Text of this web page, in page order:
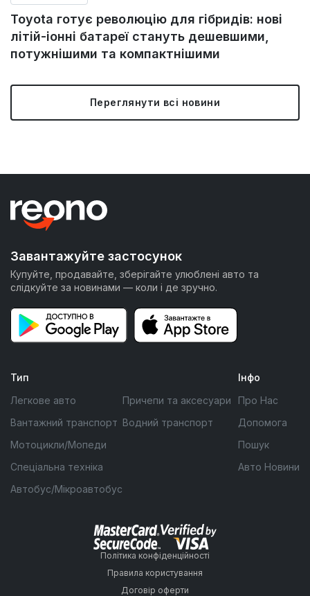
Toyota готує революцію для гібридів: нові
літій-іонні батареї стануть дешевшими,
потужнішими та компактнішими
Переглянути всі новини
Завантажуйте застосунок
Купуйте, продавайте, зберігайте улюблені авто та
слідкуйте за новинами — коли і де зручно.
Тип
Легкове авто
Вантажний транспорт
Мотоцикли/Мопеди
Спеціальна техніка
Автобус/Мікроавтобус
Причепи та аксесуари
Водний транспорт
Інфо
Про Нас
Допомога
Пошук
Авто Новини
Політика конфіденційності
Правила користування
Договір оферти